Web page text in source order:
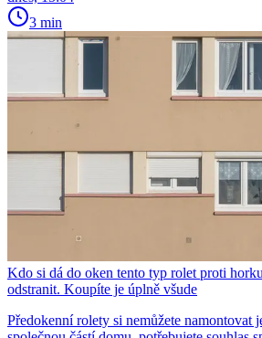
3 min
Kdo si dá do oken tento typ rolet proti
odstranit. Koupíte je úplně všude
Předokenní rolety si nemůžete namontovat